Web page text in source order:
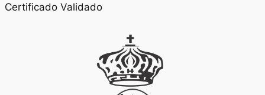
Certificado Validado